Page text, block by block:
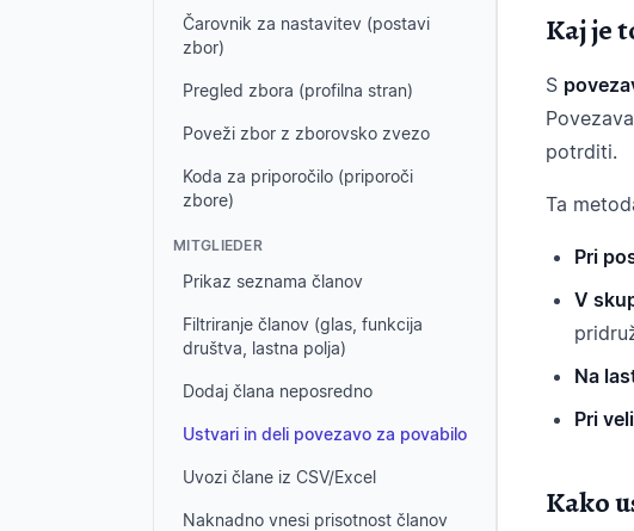
Čarovnik za nastavitev (postavi
zbor)
Pregled zbora (profilna stran)
Poveži zbor z zborovsko zvezo
Koda za priporočilo (priporoči
zbore)
MITGLIEDER
Prikaz seznama članov
Filtriranje članov (glas, funkcija
društva, lastna polja)
Dodaj člana neposredno
Ustvari in deli povezavo za povabilo
Uvozi člane iz CSV/Excel
Naknadno vnesi prisotnost članov
Kaj je
S
potrditi.
Ta
Pri
V
Na
Pri
Kako